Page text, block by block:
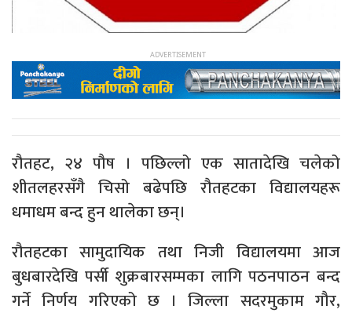
रौतहट, २४ पौष । पछिल्लो एक सातादेखि चलेको
शीतलहरसँगै चिसो बढेपछि रौतहटका विद्यालयहरू
धमाधम बन्द हुन थालेका छन्।
रौतहटका सामुदायिक तथा निजी विद्यालयमा आज
बुधबारदेखि पर्सी शुक्रबारसम्मका लागि पठनपाठन बन्द
गर्ने निर्णय गरिएको छ । जिल्ला सदरमुकाम गौर,